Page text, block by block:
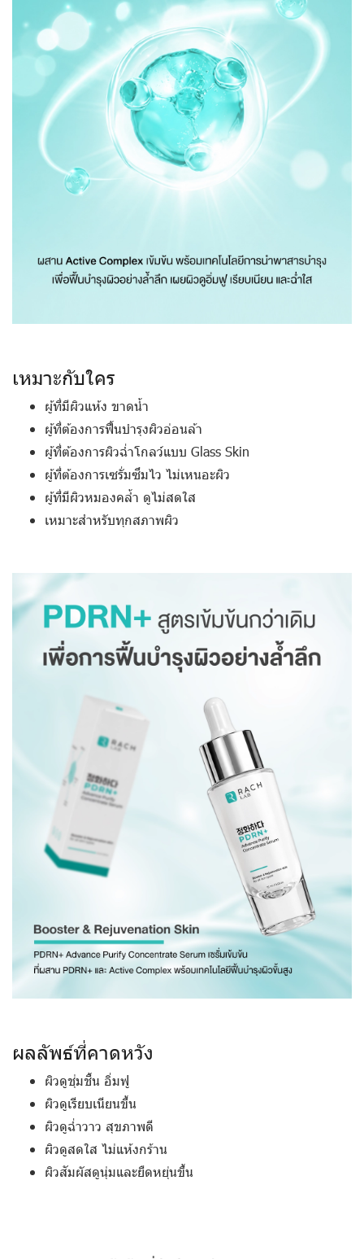
เหมาะกับใคร
ผู้ที่มีผิวแห้ง ขาดน้ำ
ผู้ที่ต้องการฟื้นบำรุงผิวอ่อนล้า
ผู้ที่ต้องการผิวฉ่ำโกลว์แบบ Glass Skin
ผู้ที่ต้องการเซรั่มซึมไว ไม่เหนอะผิว
ผู้ที่มีผิวหมองคล้ำ ดูไม่สดใส
เหมาะสำหรับทุกสภาพผิว
ผลลัพธ์ที่คาดหวัง
ผิวดูชุ่มชื้น อิ่มฟู
ผิวดูเรียบเนียนขึ้น
ผิวดูฉ่ำวาว สุขภาพดี
ผิวดูสดใส ไม่แห้งกร้าน
ผิวสัมผัสดูนุ่มและยืดหยุ่นขึ้น